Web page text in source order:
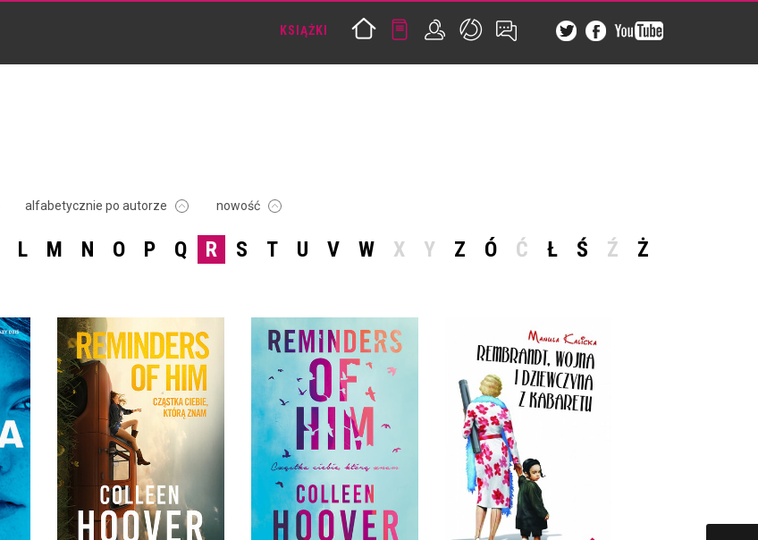
KSIĄŻKI
alfabetycznie po autorze nowość
L M N O P Q R S T U V W X Y Z Ó Ć Ł Ś Ź
Ż
REMINDERS OF HIM
(WYDANIE FILMOWE)
COLLEEN HOOVER
OPRAWA MIĘKKA
54,99 ZŁ
REMINDERS OF HIM
COLLEEN HOOVER
49,99 ZŁ
REMBRANDT, WOJNA I
DZIEWCZYNA Z
KABARETU
MANULA KALICKA
OPRAWA MIĘKKA
32,90 ZŁ